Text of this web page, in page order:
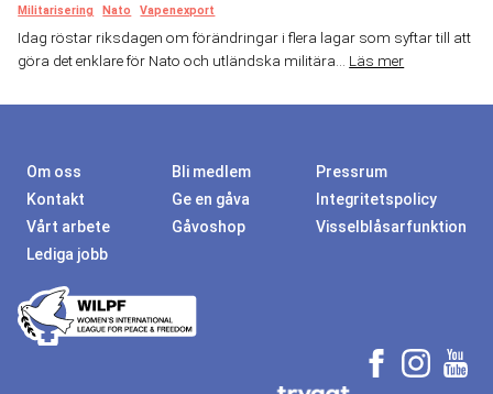
Militarisering
Nato Vapenexport
Idag röstar riksdagen om förändringar i flera lagar som syftar till att
göra det enklare för Nato och utländska militära... Läs mer
Om oss Bli medlem
Pressrum
Kontakt
Ge en gåva
Integritetspolicy
Vårt arbete
Gåvoshop
Visselblåsarfunktion
Lediga jobb